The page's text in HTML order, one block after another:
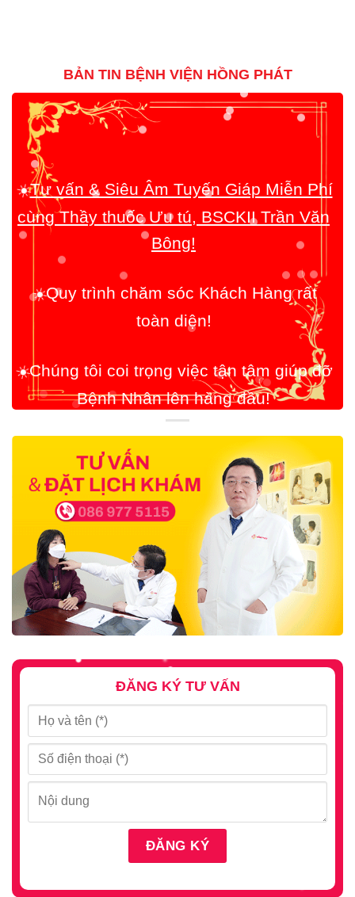
BẢN TIN BỆNH VIỆN HỒNG PHÁT
☀️Tư vấn & Siêu Âm Tuyến Giáp Miễn Phí
cùng Thầy thuốc Ưu tú, BSCKII Trần Văn
Bông!
Quy trình chăm sóc Khách Hàng rất
Chúng tôi coi trọng việc tận tâm giúp đỡ
ĐĂNG KÝ TƯ VẤN